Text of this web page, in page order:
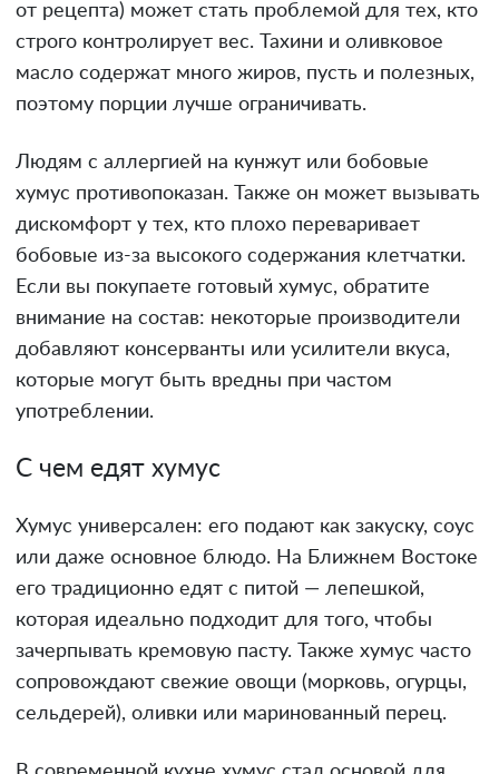
от рецепта) может стать проблемой для тех, кто
строго контролирует вес. Тахини и оливковое
масло содержат много жиров, пусть и полезных,
поэтому порции лучше ограничивать.
Людям с аллергией на кунжут или бобовые
хумус противопоказан. Также он может вызывать
дискомфорт у тех, кто плохо переваривает
бобовые из-за высокого содержания клетчатки.
Если вы покупаете готовый хумус, обратите
внимание на состав: некоторые производители
добавляют консерванты или усилители вкуса,
которые могут быть вредны при частом
употреблении.
С чем едят хумус
Хумус универсален: его подают как закуску, соус
или даже основное блюдо. На Ближнем Востоке
его традиционно едят с питой — лепешкой,
которая идеально подходит для того, чтобы
зачерпывать кремовую пасту. Также хумус часто
сопровождают свежие овощи (морковь, огурцы,
сельдерей), оливки или маринованный перец.